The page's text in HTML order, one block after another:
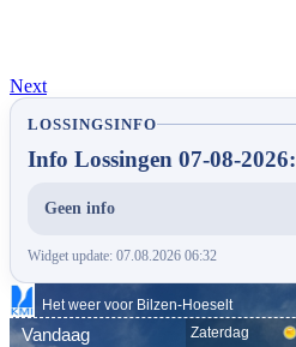
Next
LOSSINGSINFO
Info Lossingen 07-08-2026:
Geen info
Widget update: 07.08.2026 06:32